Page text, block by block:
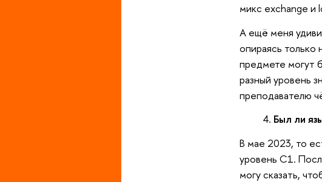
микс exchange и
А ещё меня
опираясь только
предмете могут
разный уровень
преподавателю
Был ли
В мае 2023, то
уровень С1.
могу сказать,